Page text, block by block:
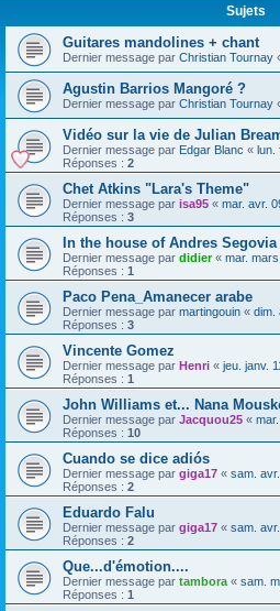
Sujets
Guitares mandolines + chant
Dernier message par Christian Tournay
Agustin Barrios Mangoré ?
Dernier message par Christian Tournay
Vidéo sur la vie de Julian
Dernier message par Edgar Blanc « lun.
Réponses : 2
Chet Atkins "Lara's Theme"
Dernier message par isa95 « mar. avr.
Réponses : 3
In the house of Andres Segovia
Dernier message par didier« mar.
Réponses : 1
Paco Pena_Amanecer arabe
Dernier message par martingouin « dim.
Réponses : 3
Vincente Gomez
Dernier message par Henri « jeu. janv.
Réponses : 1
John Williams et... Nana
Dernier message par Jacquou25 «
Réponses : 10
Cuando se dice adiós
Dernier message par giga17 « sam.
Réponses : 2
Eduardo Falu
Dernier message par giga17 « sam.
Réponses : 2
Que...d'émotion....
Dernier message par tambora « sam.
Réponses : 1